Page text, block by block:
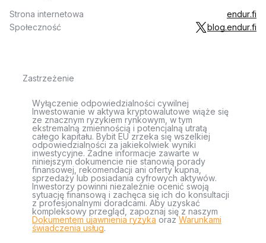
Strona internetowa
endur.fi
Społeczność
blog.endur.fi
Zastrzeżenie
Wyłączenie odpowiedzialności cywilnej
Inwestowanie w aktywa kryptowalutowe wiąże się
ze znacznym ryzykiem rynkowym, w tym
ekstremalną zmiennością i potencjalną utratą
całego kapitału. Bybit EU zrzeka się wszelkiej
odpowiedzialności za jakiekolwiek wyniki
inwestycyjne. Żadne informacje zawarte w
niniejszym dokumencie nie stanowią porady
finansowej, rekomendacji ani oferty kupna,
sprzedaży lub posiadania cyfrowych aktywów.
Inwestorzy powinni niezależnie ocenić swoją
sytuację finansową i zachęca się ich do konsultacji
z profesjonalnymi doradcami. Aby uzyskać
kompleksowy przegląd, zapoznaj się z naszym
Dokumentem ujawnienia ryzyka orazWarunkami
świadczenia usług.